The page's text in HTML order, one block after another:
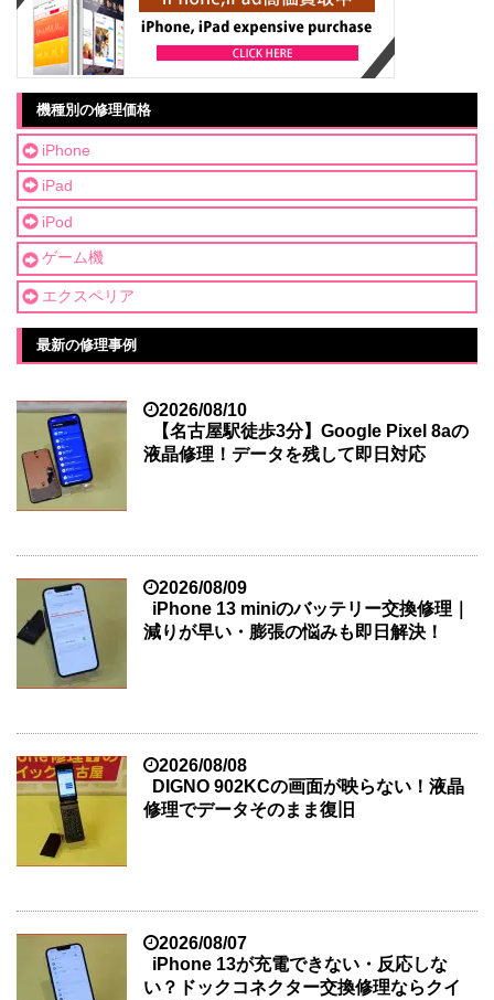
機種別の修理価格
iPhone
iPad
iPod
ゲーム機
エクスペリア
最新の修理事例
2026/08/10
【名古屋駅徒歩3分】Google Pixel 8aの
液晶修理！データを残して即日対応
2026/08/09
iPhone 13 miniのバッテリー交換修理｜
減りが早い・膨張の悩みも即日解決！
2026/08/08
DIGNO 902KCの画面が映らない！液晶
修理でデータそのまま復旧
2026/08/07
iPhone 13が充電できない・反応しな
い？ドックコネクター交換修理ならクイ